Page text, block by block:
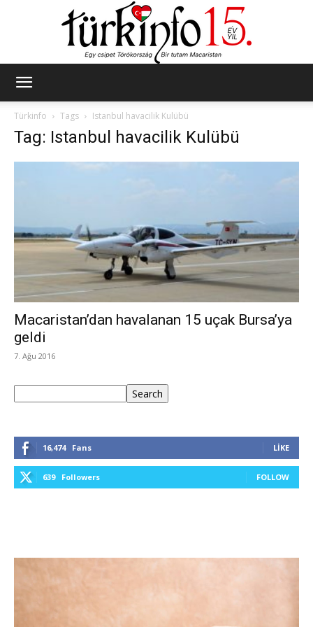
Türkinfo
Tags Istanbul havacilik Kulübü
Tag: Istanbul havacilik Kulübü
Macaristan’dan havalanan 15 uçak Bursa’ya
geldi
7. Ağu 2016
Search
16,474 Fans LIKE
639 Followers FOLLOW